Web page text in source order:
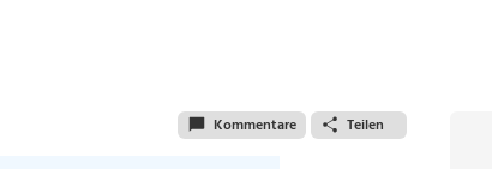
Kommentare Teilen